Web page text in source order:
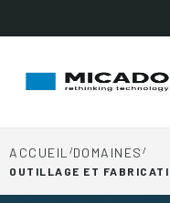
ACCUEIL /DOMAINES /
OUTILLAGE ET